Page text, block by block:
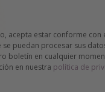
acepta estar conforme con
se puedan procesar sus
boletín en cualquier
en nuestra política de